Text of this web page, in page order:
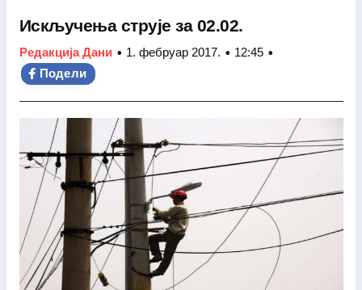
Искључења струје за 02.02.
Редакција Дани • 1. фебруар 2017. • 12:45 •
Подели